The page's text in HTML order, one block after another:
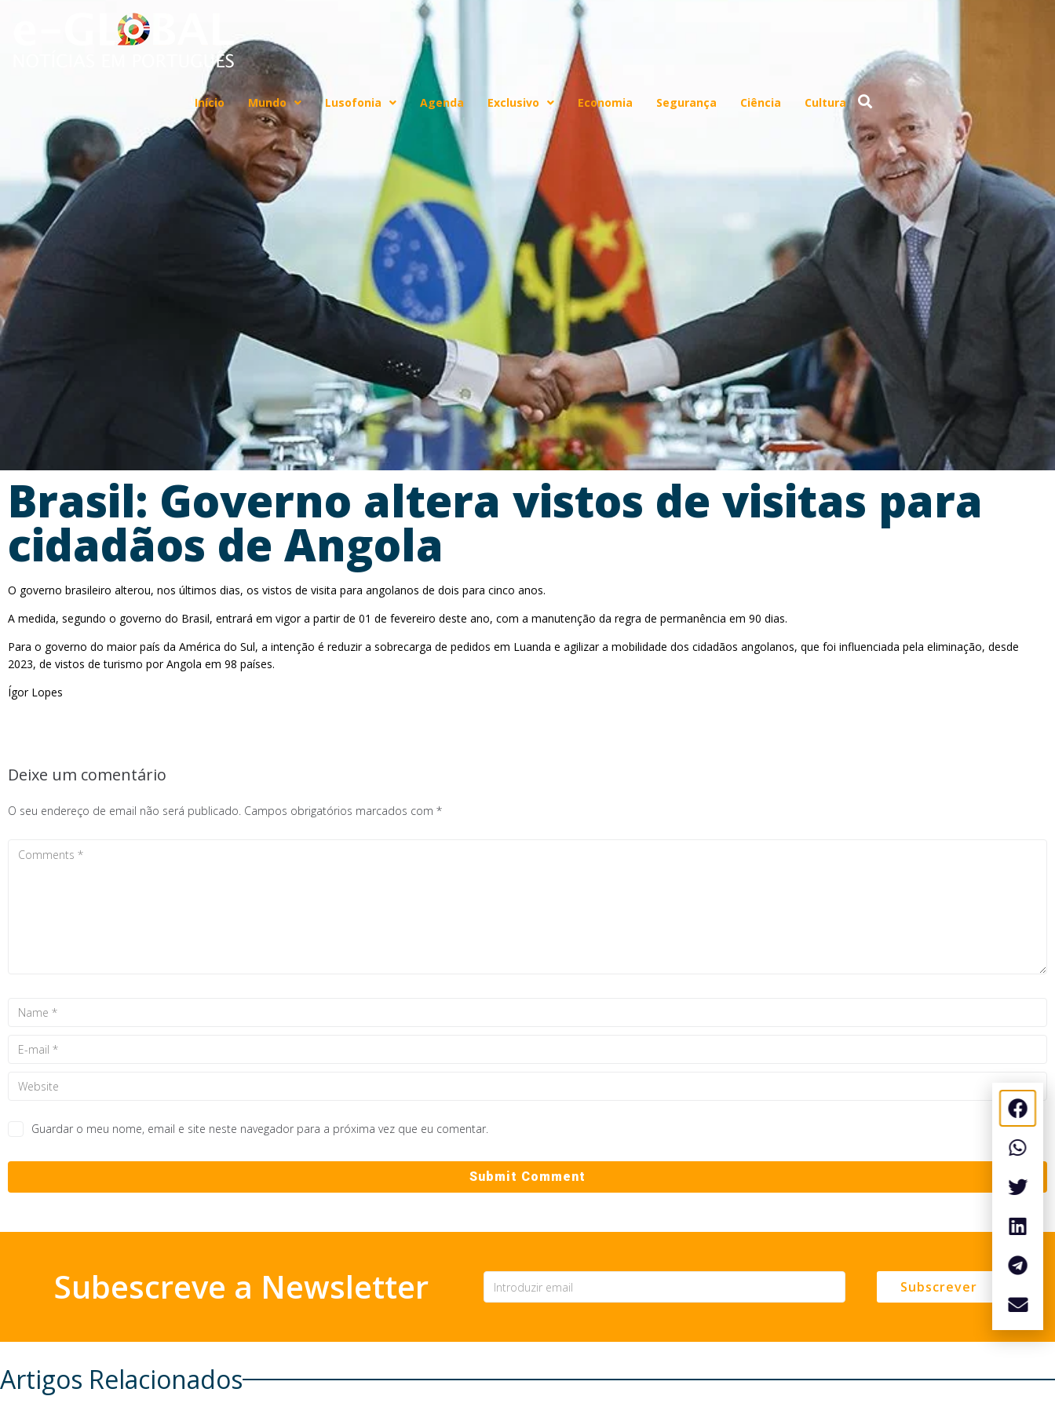
Início Mundo Lusofonia Agenda Exclusivo Economia Segurança Ciência Cultura
Brasil: Governo altera vistos de visitas para
cidadãos de Angola
O governo brasileiro alterou, nos últimos dias, os vistos de visita para angolanos de dois para cinco anos.
A medida, segundo o governo do Brasil, entrará em vigor a partir de 01 de fevereiro deste ano, com a manutenção da regra de permanência em 90 dias.
Para o governo do maior país da América do Sul, a intenção é reduzir a sobrecarga de pedidos em Luanda e agilizar a mobilidade dos cidadãos angolanos, que foi influenciada pela eliminação, desde
2023, de vistos de turismo por Angola em 98 países.
Ígor Lopes
Deixe um comentário
O seu endereço de email não será publicado. Campos obrigatórios marcados com *
Guardar o meu nome, email e site neste navegador para a próxima vez que eu comentar.
Subescreve a Newsletter Subscrever
Artigos Relacionados